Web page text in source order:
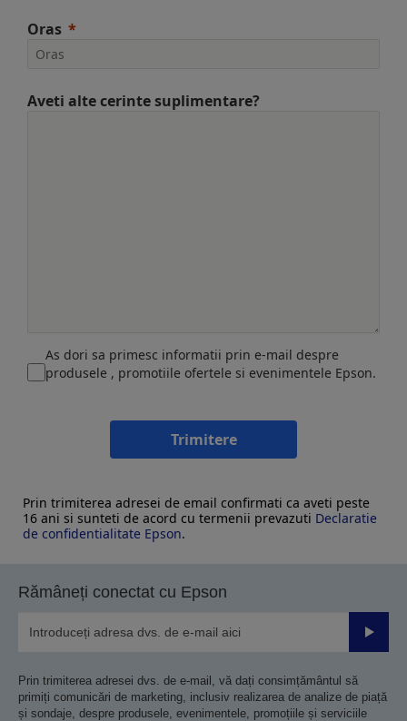
Oras
Aveti alte cerinte suplimentare?
As dori sa primesc informatii prin e-mail despre
produsele , promotiile ofertele si evenimentele Epson.
Trimitere
Prin trimiterea adresei de email confirmati ca aveti peste
16 ani si sunteti de acord cu termenii prevazuti Declaratie
de confidentialitate Epson.
Rămâneți conectat cu Epson
Prin trimiterea adresei dvs. de e-mail, vă dați consimțământul să
primiți comunicări de marketing, inclusiv realizarea de analize de piață
și sondaje, despre produsele, evenimentele, promoțiile și serviciile